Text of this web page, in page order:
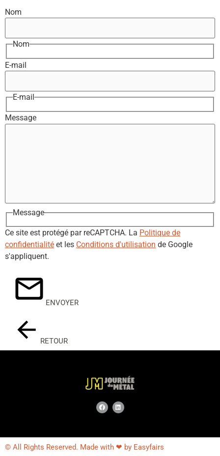
Nom
Nom
E-mail
E-mail
Message
Message
Ce site est protégé par reCAPTCHA. La Politique de
confidentialité et les Conditions d'utilisation de Google
s'appliquent.
ENVOYER
RETOUR
© All Rights Reserved. Made with ❤ by Easyfairs